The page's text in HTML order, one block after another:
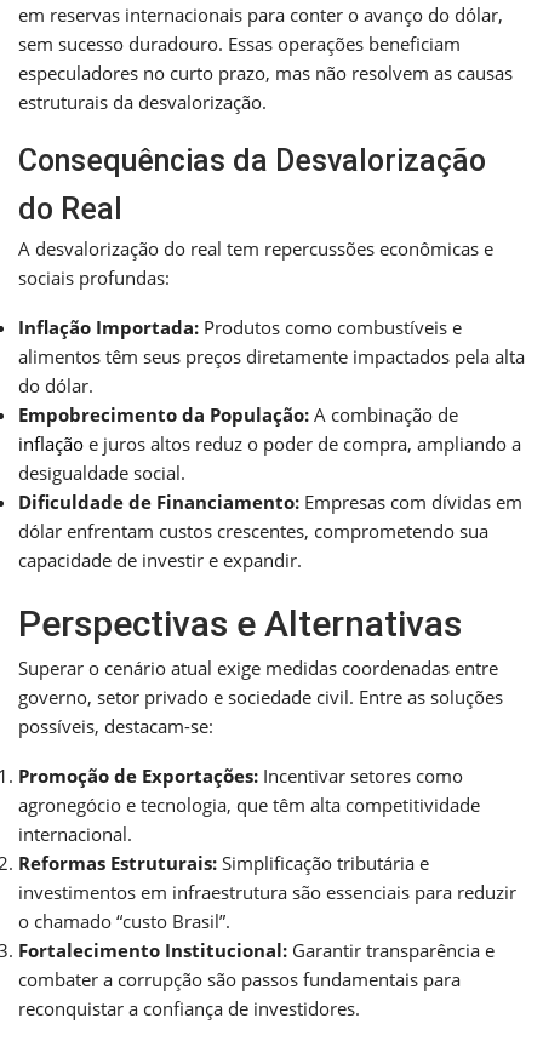
em reservas internacionais para conter o avanço do dólar,
sem sucesso duradouro. Essas operações beneficiam
especuladores no curto prazo, mas não resolvem as causas
estruturais da desvalorização.
Consequências da Desvalorização
do Real
A desvalorização do real tem repercussões econômicas e
sociais profundas:
Inflação Importada: Produtos como combustíveis e
alimentos têm seus preços diretamente impactados pela alta
do dólar.
Empobrecimento da População: A combinação de
inflação e juros altos reduz o poder de compra, ampliando a
desigualdade social.
Dificuldade de Financiamento: Empresas com dívidas em
dólar enfrentam custos crescentes, comprometendo sua
capacidade de investir e expandir.
Perspectivas e Alternativas
Superar o cenário atual exige medidas coordenadas entre
governo, setor privado e sociedade civil. Entre as soluções
possíveis, destacam-se:
Promoção de Exportações: Incentivar setores como
agronegócio e tecnologia, que têm alta competitividade
internacional.
Reformas Estruturais: Simplificação tributária e
investimentos em infraestrutura são essenciais para reduzir
o chamado “custo Brasil”.
Fortalecimento Institucional: Garantir transparência e
combater a corrupção são passos fundamentais para
reconquistar a confiança de investidores.